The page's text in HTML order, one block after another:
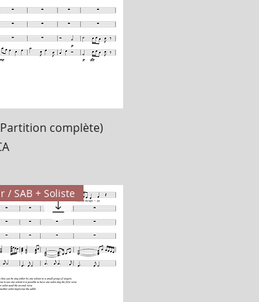
Aperçu rapide
complète)
/ SAB + Soliste